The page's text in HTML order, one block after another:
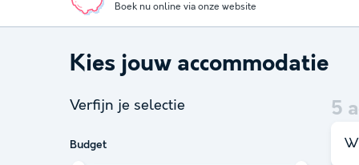
Boek nu online via onze website
Kies jouw accommodatie
Verfijn je selectie
Budget
5